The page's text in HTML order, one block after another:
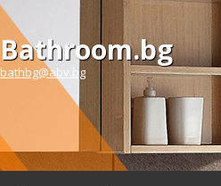
Bathroom.bg
bathbg@abv.bg